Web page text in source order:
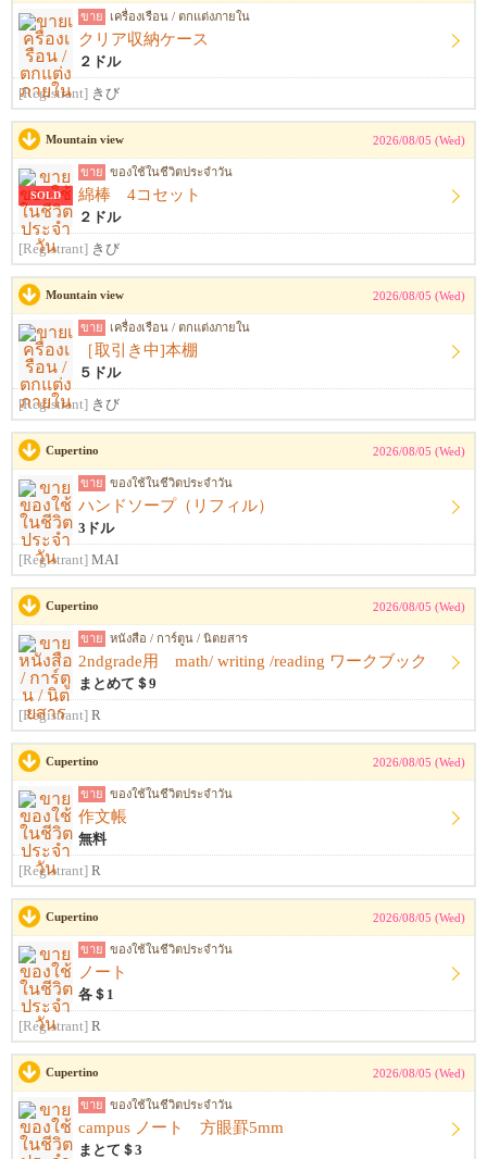
ขาย เครื่องเรือน / ตกแต่งภายใน
クリア収納ケース
２ドル
[Registrant] きび
Mountain view 2026/08/05 (Wed)
SOLD
ขาย ของใช้ในชีวิตประจำวัน
綿棒 4コセット
２ドル
[Registrant] きび
Mountain view 2026/08/05 (Wed)
ขาย เครื่องเรือน / ตกแต่งภายใน
［取引き中]本棚
５ドル
[Registrant] きび
Cupertino 2026/08/05 (Wed)
ขาย ของใช้ในชีวิตประจำวัน
ハンドソープ（リフィル）
3ドル
[Registrant] MAI
Cupertino 2026/08/05 (Wed)
ขาย หนังสือ / การ์ตูน / นิตยสาร
2ndgrade用 math/ writing /reading ワークブック
まとめて＄9
[Registrant] R
Cupertino 2026/08/05 (Wed)
ขาย ของใช้ในชีวิตประจำวัน
作文帳
無料
[Registrant] R
Cupertino 2026/08/05 (Wed)
ขาย ของใช้ในชีวิตประจำวัน
ノート
各＄1
[Registrant] R
Cupertino 2026/08/05 (Wed)
ขาย ของใช้ในชีวิตประจำวัน
campus ノート 方眼罫5mm
まとて＄3